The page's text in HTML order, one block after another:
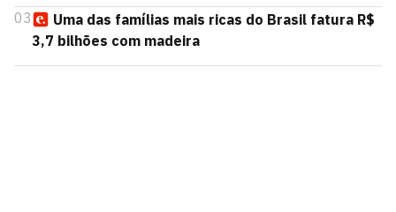
03
Uma das famílias mais ricas do Brasil fatura R$
3,7 bilhões com madeira